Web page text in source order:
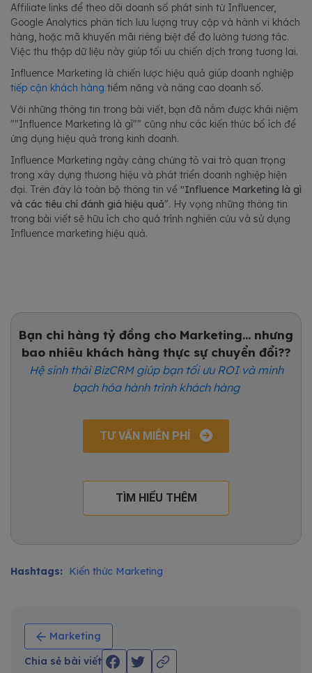
Affiliate links để theo dõi doanh số phát sinh từ Influencer,
Google Analytics phân tích lưu lượng truy cập và hành vi khách
hàng, hoặc mã khuyến mãi riêng biệt để đo lường tương tác.
Việc thu thập dữ liệu này giúp tối ưu chiến dịch trong tương lai.
Influence Marketing là chiến lược hiệu quả giúp doanh nghiệp
tiếp cận khách hàng tiềm năng và nâng cao doanh số.
Với những thông tin trong bài viết, bạn đã nắm được khái niệm
""Influence Marketing là gì"" cũng như các kiến thức bổ ích để
ứng dụng hiệu quả trong kinh doanh.
Influence Marketing ngày càng chứng tỏ vai trò quan trọng
trong xây dựng thương hiệu và phát triển doanh nghiệp hiện
đại. Trên đây là toàn bộ thông tin về "Influence Marketing là gì
và các tiêu chí đánh giá hiệu quả". Hy vọng những thông tin
trong bài viết sẽ hữu ích cho quá trình nghiên cứu và sử dụng
Influence marketing hiệu quả.
Bạn chi hàng tỷ đồng cho Marketing... nhưng
bao nhiêu khách hàng thực sự chuyển đổi??
Hệ sinh thái BizCRM giúp bạn tối ưu ROI và minh
bạch hóa hành trình khách hàng
TƯ VẤN MIỄN PHÍ
TÌM HIỂU THÊM
Hashtags: Kiến thức Marketing
Marketing
Chia sẻ bài viết